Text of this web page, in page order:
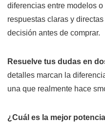
diferencias entre modelos
respuestas claras y
decisión antes de comprar.
Resuelve tus dudas en
detalles marcan la
una que realmente hace
¿Cuál es la mejor